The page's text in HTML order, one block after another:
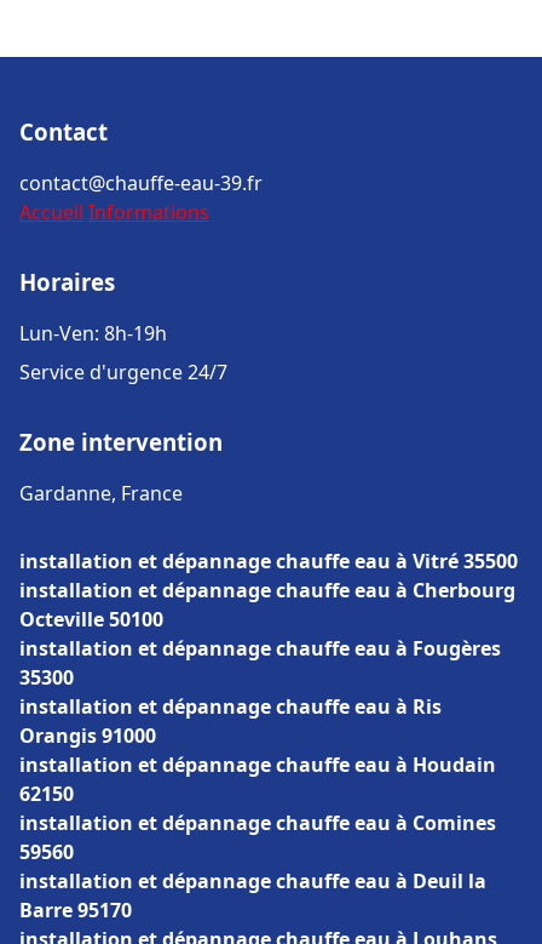
Contact
contact@chauffe-eau-39.fr
Accueil Informations
Horaires
Lun-Ven: 8h-19h
Service d'urgence 24/7
Zone intervention
Gardanne, France
installation et dépannage chauffe eau à Vitré 35500
installation et dépannage chauffe eau à Cherbourg
Octeville 50100
installation et dépannage chauffe eau à Fougères
35300
installation et dépannage chauffe eau à Ris
Orangis 91000
installation et dépannage chauffe eau à Houdain
62150
installation et dépannage chauffe eau à Comines
59560
installation et dépannage chauffe eau à Deuil la
Barre 95170